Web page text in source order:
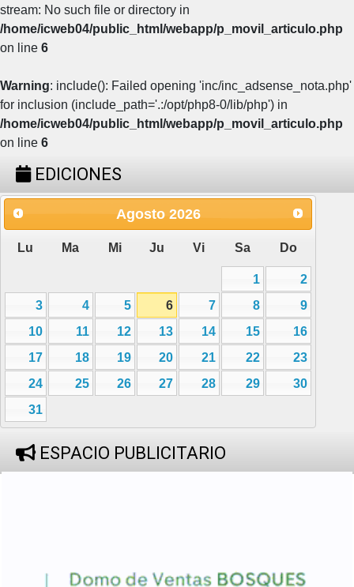
stream: No such file or directory in
/home/icweb04/public_html/webapp/p_movil_articulo.php
on line 6
Warning: include(): Failed opening 'inc/inc_adsense_nota.php'
for inclusion (include_path='.:/opt/php8-0/lib/php') in
/home/icweb04/public_html/webapp/p_movil_articulo.php
on line 6
EDICIONES
Agosto 2026
Lu Ma Mi Ju Vi Sa Do
1
2
3
4 5 6 7 8
9
10
11 12 13 14 15
16
17
18 19 20 21 22
23
24
25 26 27 28 29
30
31
ESPACIO PUBLICITARIO